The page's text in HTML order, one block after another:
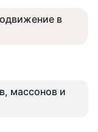
в
массонов и